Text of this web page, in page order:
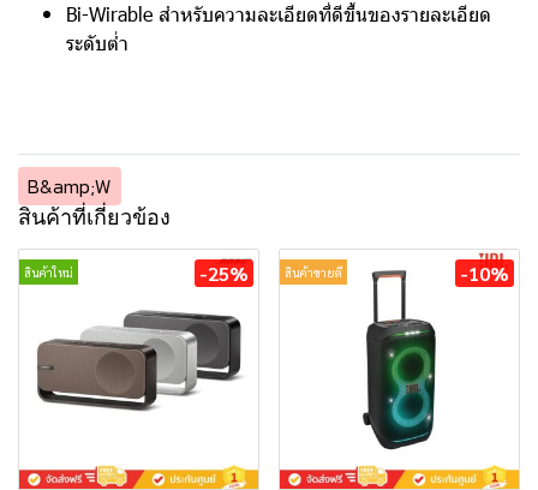
Bi-Wirable สำหรับความละเอียดที่ดีขึ้นของรายละเอียด
ระดับต่ำ
B&amp;W
สินค้าที่เกี่ยวข้อง
สินค้าใหม่ -25% สินค้าขายดี -10%